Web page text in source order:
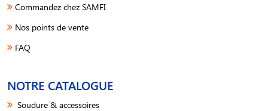
Commandez chez SAMFI
Nos points de vente
FAQ
NOTRE CATALOGUE
Soudure & accessoires